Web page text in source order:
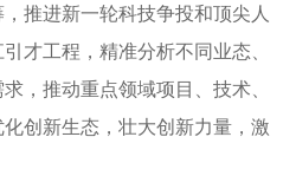
推进新一轮科技争投和顶尖人
才工程，精准分析不同业态、
，推动重点领域项目、技术、
创新生态，壮大创新力量，激